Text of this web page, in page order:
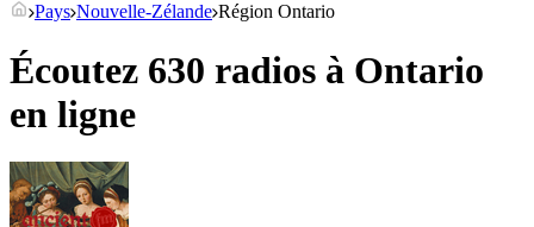
Pays Nouvelle-Zélande Région Ontario
Écoutez 630 radios à Ontario
en ligne